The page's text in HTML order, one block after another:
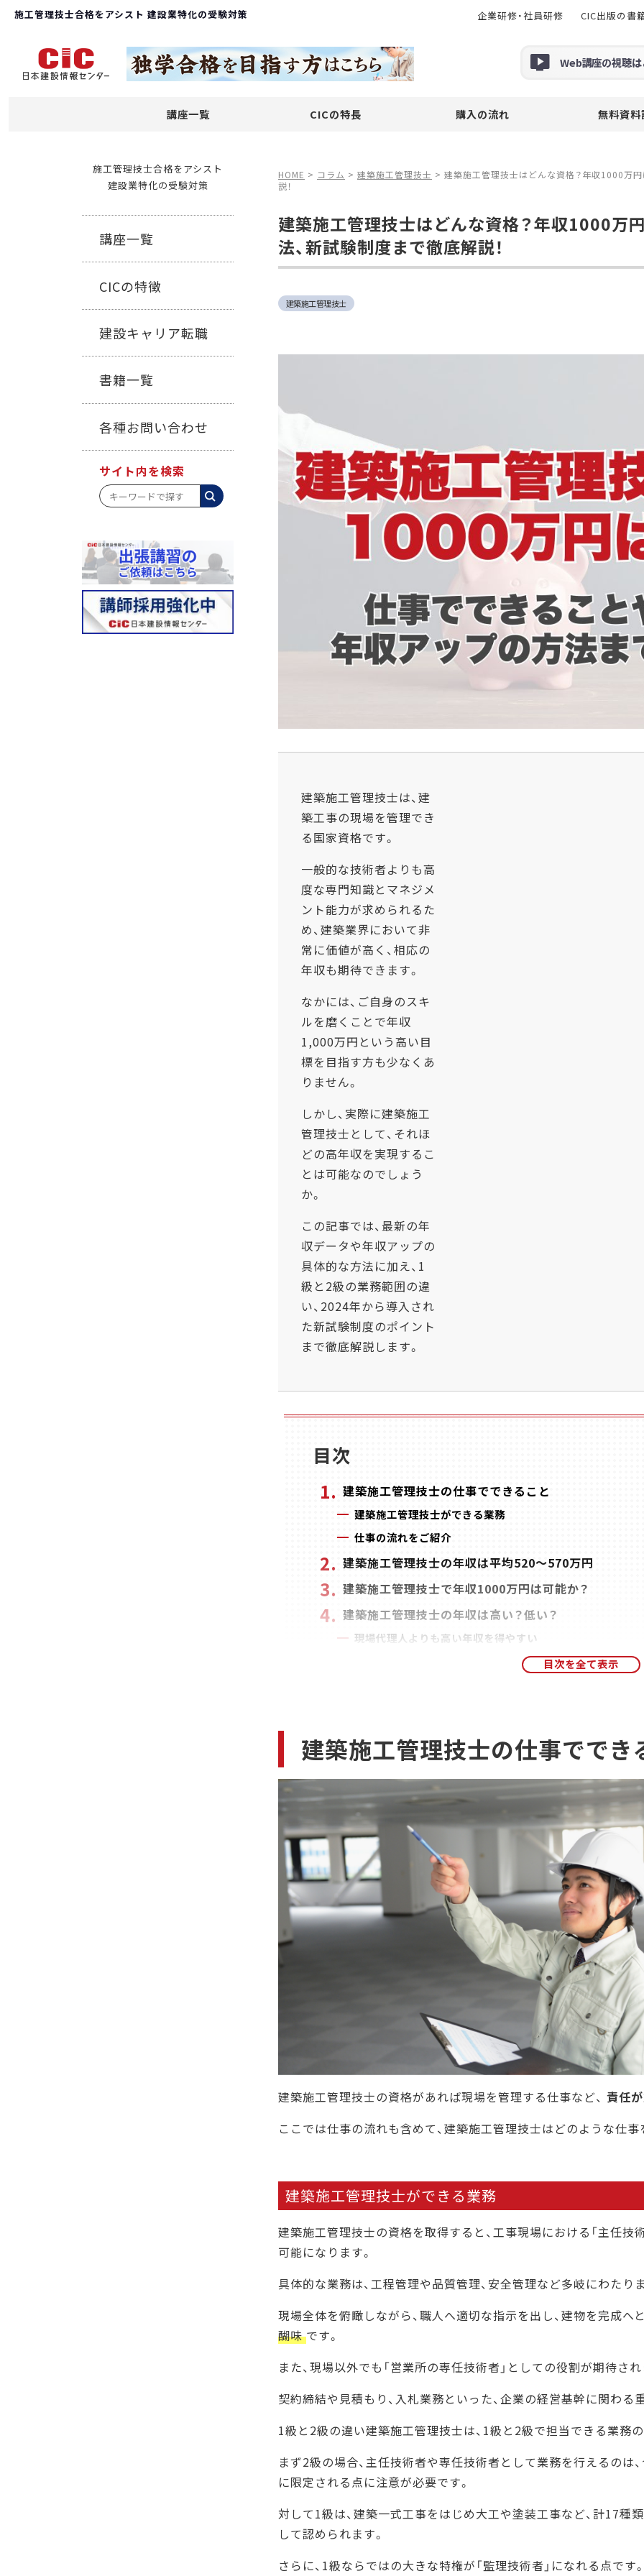
Web講座の視聴
講座一覧 CICの特長 購入の流れ 無料資料
施工管理技士合格をアシスト 建設業特化の受験対策 企業研修・社員研修 CIC出版の書
施工管理技士合格をアシスト
建設業特化の受験対策
講座一覧
CICの特徴
建設キャリア転職
書籍一覧
各種お問い合わせ
サイト内を検索
HOME > コラム > 建築施工管理技士 > 建築施工管理技士はどんな資格？年収1000万
説！
建築施工管理技士はどんな資格？年収1000万
法、新試験制度まで徹底解説！
建築施工管理技士
建築施工管理技士は、建
築工事の現場を管理でき
る国家資格です。
一般的な技術者よりも高
度な専門知識とマネジメ
ント能力が求められるた
め、建築業界において非
常に価値が高く、相応の
年収も期待できます。
なかには、ご自身のスキ
ルを磨くことで年収
1,000万円という高い目
標を目指す方も少なくあ
りません。
しかし、実際に建築施工
管理技士として、それほ
どの高年収を実現するこ
とは可能なのでしょう
か。
この記事では、最新の年
収データや年収アップの
具体的な方法に加え、1
級と2級の業務範囲の違
い、2024年から導入され
た新試験制度のポイント
まで徹底解説します。
目次
建築施工管理技士の仕事でできること
建築施工管理技士ができる業務
仕事の流れをご紹介
建築施工管理技士の年収は平均520～570万円
建築施工管理技士で年収1000万円は可能か？
建築施工管理技士の年収は高い？低い？
現場代理人よりも高い年収を得やすい
建設作業員の年収よりもかなり高くなる
2級を取得した後に1級を目指す
社内で実績をあげ、良い評価を得て昇進する
転職してより高い年収を目指す
建築施工管理技士の資格を取得するメリット
建築工事に関する高いスキルを証明できる
現場や営業所の責任者を任されやすい
手当の支給などにより年収もアップしやすい
資格を持つ方の増加は自社の事業拡大に直結する
2024年の試験制度改正
建築施工管理技士の今後の需要と将来性
CIC日本建設情報センターでは対策講座を実施してい
建築施工管理技士の仕事ででき
建築施工管理技士の資格があれば現場を管理する仕事など、 責任
ここでは仕事の流れも含めて、建築施工管理技士はどのような仕
建築施工管理技士ができる業務
建築施工管理技士の資格を取得すると、工事現場における「主任技
可能になります。
具体的な業務は、工程管理や品質管理、安全管理など多岐にわたり
現場全体を俯瞰しながら、職人へ適切な指示を出し、建物を完成
醐味です。
また、現場以外でも「営業所の専任技術者」としての役割が期待さ
契約締結や見積もり、入札業務といった、企業の経営基幹に関わ
1級と2級の違い建築施工管理技士は、1級と2級で担当できる業務
まず2級の場合、主任技術者や専任技術者として業務を行えるのは、
に限定される点に注意が必要です。
対して1級は、建築一式工事をはじめ大工や塗装工事など、計17
して認められます。
さらに、1級ならではの大きな特権が「監理技術者」になれる点です